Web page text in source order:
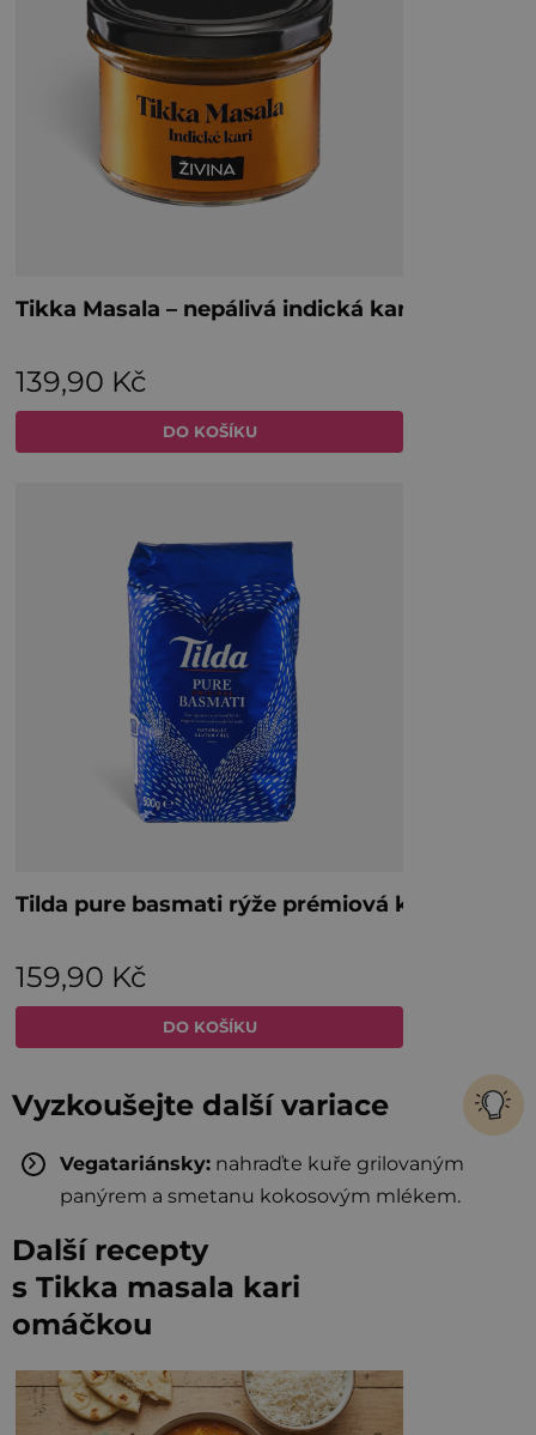
Vyzkoušejte další variace
Vegatariánsky: nahraďte kuře grilovaným
panýrem a smetanu kokosovým mlékem.
Další recepty
s Tikka masala kari
omáčkou